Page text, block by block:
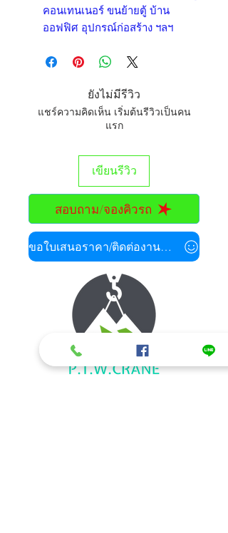
คอนเทนเนอร์ ขนย้ายตู้ บ้าน
ออฟฟิศ อุปกรณ์ก่อสร้าง ฯลฯ
ยังไม่มีรีวิว
แชร์ความคิดเห็น เริ่มต้นรีวิวเป็นคน
แรก
เขียนรีวิว
สอบถาม/จองคิวรถ
ขอใบเสนอราคา/ติดต่องานด่วน